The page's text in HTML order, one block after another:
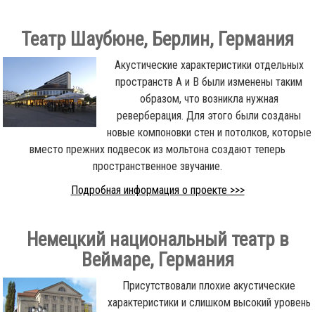
Театр Шаубюне, Берлин, Германия
Акустические характеристики отдельных
пространств A и B были изменены таким
образом, что возникла нужная
реверберация. Для этого были созданы
новые компоновки стен и потолков, которые
вместо прежних подвесок из мольтона создают теперь
пространственное звучание.
Подробная информация о проекте >>>
Немецкий национальный театр в
Веймаре, Германия
Присутствовали плохие акустические
характеристики и слишком высокий уровень